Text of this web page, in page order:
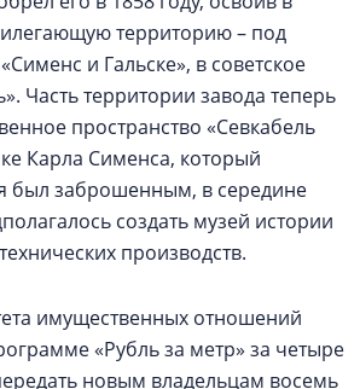
территорию – под
и Гальске», в советское
Часть территории завода теперь
пространство «Севкабель
Карла Сименса, который
был заброшенным, в середине
создать музей истории
производств.
имущественных отношений
«Рубль за метр» за четыре
новым владельцам восемь